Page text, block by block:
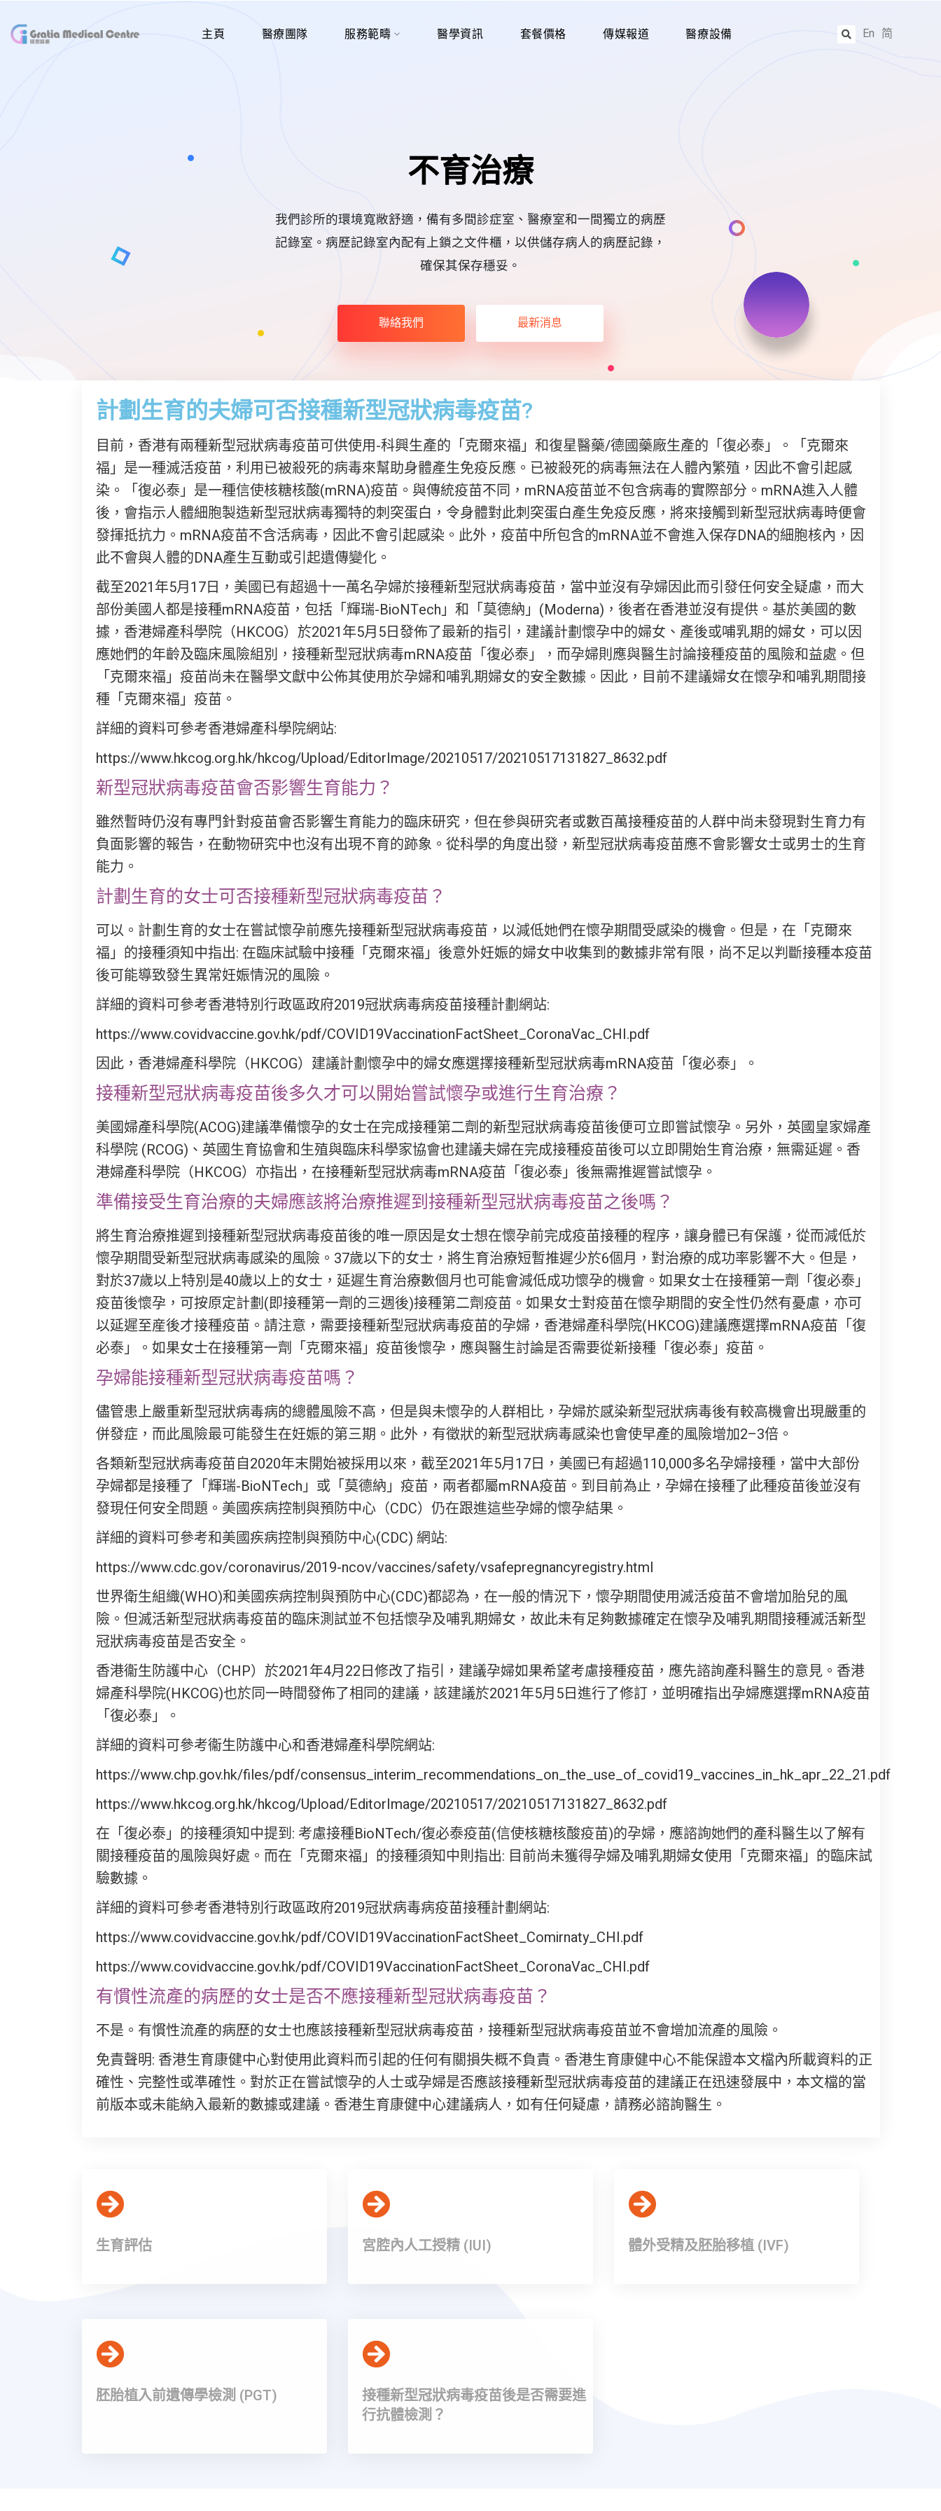
主頁 醫療團隊 服務範疇 醫學資訊 套餐價格 傳媒報道 醫療設備 En 简
不育治療
我們診所的環境寬敞舒適，備有多間診症室、醫療室和一間獨立的病歷
記錄室。病歷記錄室內配有上鎖之文件櫃，以供儲存病人的病歷記錄，
確保其保存穩妥。
聯絡我們 最新消息
計劃生育的夫婦可否接種新型冠狀病毒疫苗?
目前，香港有兩種新型冠狀病毒疫苗可供使用-科興生產的「克爾來福」和復星醫藥/德國藥廠生產的「復必泰」。「克爾來
福」是一種滅活疫苗，利用已被殺死的病毒來幫助身體產生免疫反應。已被殺死的病毒無法在人體內繁殖，因此不會引起感
染。「復必泰」是一種信使核糖核酸(mRNA)疫苗。與傳統疫苗不同，mRNA疫苗並不包含病毒的實際部分。mRNA進入人體
後，會指示人體細胞製造新型冠狀病毒獨特的刺突蛋白，令身體對此刺突蛋白產生免疫反應，將來接觸到新型冠狀病毒時便會
發揮抵抗力。mRNA疫苗不含活病毒，因此不會引起感染。此外，疫苗中所包含的mRNA並不會進入保存DNA的細胞核內，因
此不會與人體的DNA產生互動或引起遺傳變化。
截至2021年5月17日，美國已有超過十一萬名孕婦於接種新型冠狀病毒疫苗，當中並沒有孕婦因此而引發任何安全疑慮，而大
部份美國人都是接種mRNA疫苗，包括「輝瑞-BioNTech」和「莫德納」(Moderna)，後者在香港並沒有提供。基於美國的數
據，香港婦產科學院（HKCOG）於2021年5月5日發佈了最新的指引，建議計劃懷孕中的婦女、產後或哺乳期的婦女，可以因
應她們的年齡及臨床風險組別，接種新型冠狀病毒mRNA疫苗「復必泰」，而孕婦則應與醫生討論接種疫苗的風險和益處。但
「克爾來福」疫苗尚未在醫學文獻中公佈其使用於孕婦和哺乳期婦女的安全數據。因此，目前不建議婦女在懷孕和哺乳期間接
種「克爾來福」疫苗。
詳細的資料可參考香港婦產科學院網站:
https://www.hkcog.org.hk/hkcog/Upload/EditorImage/20210517/20210517131827_8632.pdf
新型冠狀病毒疫苗會否影響生育能力？
雖然暫時仍沒有專門針對疫苗會否影響生育能力的臨床研究，但在參與研究者或數百萬接種疫苗的人群中尚未發現對生育力有
負面影響的報告，在動物研究中也沒有出現不育的跡象。從科學的角度出發，新型冠狀病毒疫苗應不會影響女士或男士的生育
能力。
計劃生育的女士可否接種新型冠狀病毒疫苗？
可以。計劃生育的女士在嘗試懷孕前應先接種新型冠狀病毒疫苗，以減低她們在懷孕期間受感染的機會。但是，在「克爾來
福」的接種須知中指出: 在臨床試驗中接種「克爾來福」後意外妊娠的婦女中收集到的數據非常有限，尚不足以判斷接種本疫苗
後可能導致發生異常妊娠情況的風險。
詳細的資料可參考香港特別行政區政府2019冠狀病毒病疫苗接種計劃網站:
https://www.covidvaccine.gov.hk/pdf/COVID19VaccinationFactSheet_CoronaVac_CHI.pdf
因此，香港婦產科學院（HKCOG）建議計劃懷孕中的婦女應選擇接種新型冠狀病毒mRNA疫苗「復必泰」。
接種新型冠狀病毒疫苗後多久才可以開始嘗試懷孕或進行生育治療？
美國婦產科學院(ACOG)建議準備懷孕的女士在完成接種第二劑的新型冠狀病毒疫苗後便可立即嘗試懷孕。另外，英國皇家婦產
科學院 (RCOG)、英國生育協會和生殖與臨床科學家協會也建議夫婦在完成接種疫苗後可以立即開始生育治療，無需延遲。香
港婦產科學院（HKCOG）亦指出，在接種新型冠狀病毒mRNA疫苗「復必泰」後無需推遲嘗試懷孕。
準備接受生育治療的夫婦應該將治療推遲到接種新型冠狀病毒疫苗之後嗎？
將生育治療推遲到接種新型冠狀病毒疫苗後的唯一原因是女士想在懷孕前完成疫苗接種的程序，讓身體已有保護，從而減低於
懷孕期間受新型冠狀病毒感染的風險。37歲以下的女士，將生育治療短暫推遲少於6個月，對治療的成功率影響不大。但是，
對於37歲以上特別是40歲以上的女士，延遲生育治療數個月也可能會減低成功懷孕的機會。如果女士在接種第一劑「復必泰」
疫苗後懷孕，可按原定計劃(即接種第一劑的三週後)接種第二劑疫苗。如果女士對疫苗在懷孕期間的安全性仍然有憂慮，亦可
以延遲至産後才接種疫苗。請注意，需要接種新型冠狀病毒疫苗的孕婦，香港婦產科學院(HKCOG)建議應選擇mRNA疫苗「復
必泰」。如果女士在接種第一劑「克爾來福」疫苗後懷孕，應與醫生討論是否需要從新接種「復必泰」疫苗。
孕婦能接種新型冠狀病毒疫苗嗎？
儘管患上嚴重新型冠狀病毒病的總體風險不高，但是與未懷孕的人群相比，孕婦於感染新型冠狀病毒後有較高機會出現嚴重的
併發症，而此風險最可能發生在妊娠的第三期。此外，有徵狀的新型冠狀病毒感染也會使早產的風險增加2–3倍。
各類新型冠狀病毒疫苗自2020年末開始被採用以來，截至2021年5月17日，美國已有超過110,000多名孕婦接種，當中大部份
孕婦都是接種了「輝瑞-BioNTech」或「莫德納」疫苗，兩者都屬mRNA疫苗。到目前為止，孕婦在接種了此種疫苗後並沒有
發現任何安全問題。美國疾病控制與預防中心（CDC）仍在跟進這些孕婦的懷孕結果。
詳細的資料可參考和美國疾病控制與預防中心(CDC) 網站:
https://www.cdc.gov/coronavirus/2019-ncov/vaccines/safety/vsafepregnancyregistry.html
世界衛生組織(WHO)和美國疾病控制與預防中心(CDC)都認為，在一般的情況下，懷孕期間使用滅活疫苗不會增加胎兒的風
險。但滅活新型冠狀病毒疫苗的臨床測試並不包括懷孕及哺乳期婦女，故此未有足夠數據確定在懷孕及哺乳期間接種滅活新型
冠狀病毒疫苗是否安全。
香港衞生防護中心（CHP）於2021年4月22日修改了指引，建議孕婦如果希望考慮接種疫苗，應先諮詢產科醫生的意見。香港
婦產科學院(HKCOG)也於同一時間發佈了相同的建議，該建議於2021年5月5日進行了修訂，並明確指出孕婦應選擇mRNA疫苗
「復必泰」。
詳細的資料可參考衞生防護中心和香港婦產科學院網站:
https://www.chp.gov.hk/files/pdf/consensus_interim_recommendations_on_the_use_of_covid19_vaccines_in_hk_apr_22_21.pdf
https://www.hkcog.org.hk/hkcog/Upload/EditorImage/20210517/20210517131827_8632.pdf
在「復必泰」的接種須知中提到: 考慮接種BioNTech/復必泰疫苗(信使核糖核酸疫苗)的孕婦，應諮詢她們的產科醫生以了解有
關接種疫苗的風險與好處。而在「克爾來福」的接種須知中則指出: 目前尚未獲得孕婦及哺乳期婦女使用「克爾來福」的臨床試
驗數據。
詳細的資料可參考香港特別行政區政府2019冠狀病毒病疫苗接種計劃網站:
https://www.covidvaccine.gov.hk/pdf/COVID19VaccinationFactSheet_Comirnaty_CHI.pdf
https://www.covidvaccine.gov.hk/pdf/COVID19VaccinationFactSheet_CoronaVac_CHI.pdf
有慣性流產的病歷的女士是否不應接種新型冠狀病毒疫苗？
不是。有慣性流產的病歷的女士也應該接種新型冠狀病毒疫苗，接種新型冠狀病毒疫苗並不會增加流產的風險。
免責聲明: 香港生育康健中心對使用此資料而引起的任何有關損失概不負責。香港生育康健中心不能保證本文檔內所載資料的正
確性、完整性或準確性。對於正在嘗試懷孕的人士或孕婦是否應該接種新型冠狀病毒疫苗的建議正在迅速發展中，本文檔的當
前版本或未能納入最新的數據或建議。香港生育康健中心建議病人，如有任何疑慮，請務必諮詢醫生。
生育評估 宮腔內人工授精 (IUI) 體外受精及胚胎移植 (IVF)
胚胎植入前遺傳學檢測 (PGT)
接種新型冠狀病毒疫苗後是否需要進
行抗體檢測？